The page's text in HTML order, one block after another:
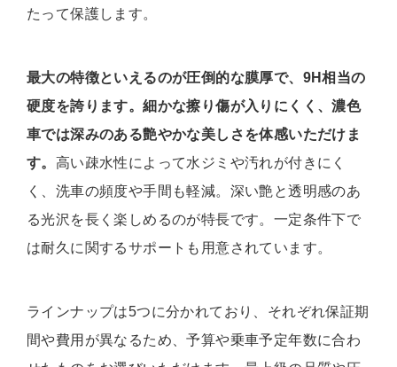
たって保護します。
最大の特徴といえるのが圧倒的な膜厚で、9H相当の
硬度を誇ります。細かな擦り傷が入りにくく、濃色
車では深みのある艶やかな美しさを体感いただけま
す。 高い疎水性によって水ジミや汚れが付きにく
く、洗車の頻度や手間も軽減。深い艶と透明感のあ
る光沢を長く楽しめるのが特長です。一定条件下で
は耐久に関するサポートも用意されています。
ラインナップは5つに分かれており、それぞれ保証期
間や費用が異なるため、予算や乗車予定年数に合わ